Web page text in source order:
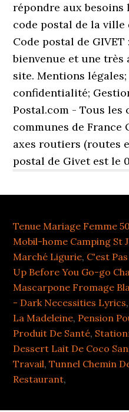
répondre aux besoins
code postal de la ville
Code postal de
bienvenue et une très
site. Mentions
confidentialité;
Postal.com - Tous les
communes de France
axes routiers (routes
postal de Givet est le
Tenue Mariage Femme
Mobil-home Camping St
Marché Ligurie, C'est
Up Before You Go-go
Mascarpone Fromage
- Dark Necessities Lyrics,
La Madeleine, Pension
Produit De Santé,
Dessert Lait De Coco
Travail,Tunnel Chemin
Restaurant,